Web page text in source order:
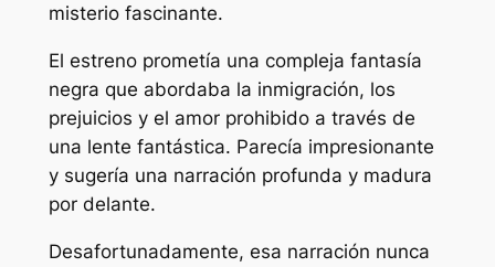
misterio fascinante.
El estreno prometía una compleja fantasía
negra que abordaba la inmigración, los
prejuicios y el amor prohibido a través de
una lente fantástica. Parecía impresionante
y sugería una narración profunda y madura
por delante.
Desafortunadamente, esa narración nunca